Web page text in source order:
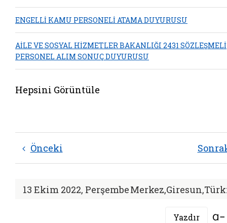
ENGELLİ KAMU PERSONELİ ATAMA DUYURUSU
AİLE VE SOSYAL HİZMETLER BAKANLIĞI 2431 SÖZLEŞMELİ
PERSONEL ALIM SONUÇ DUYURUSU
Hepsini Görüntüle
Önceki
13 Ekim 2022, Perşembe
Yazdır